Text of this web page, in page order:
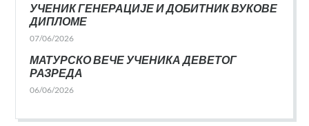
УЧЕНИК ГЕНЕРАЦИЈЕ И ДОБИТНИК ВУКОВЕ
ДИПЛОМЕ
07/06/2026
МАТУРСКО ВЕЧЕ УЧЕНИКА ДЕВЕТОГ
РАЗРЕДА
06/06/2026